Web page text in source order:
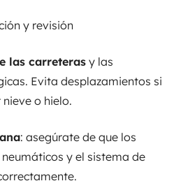
y revisión
las carreteras y las
Evita desplazamientos si
o hielo.
: asegúrate de que los
y el sistema de